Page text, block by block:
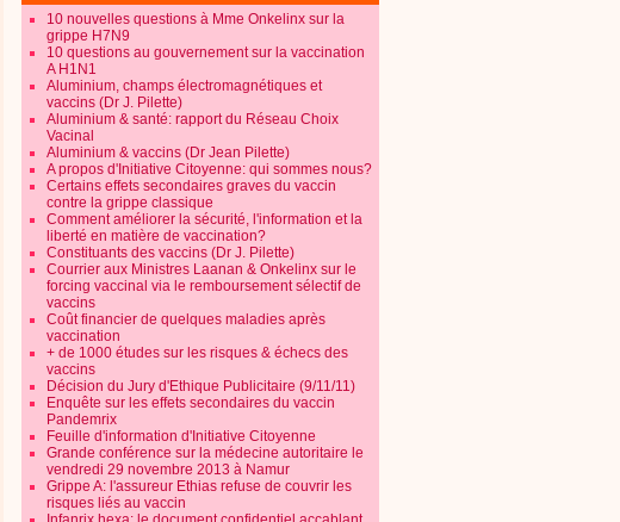
10 nouvelles questions à Mme Onkelinx sur la
grippe H7N9
10 questions au gouvernement sur la vaccination
A H1N1
Aluminium, champs électromagnétiques et
vaccins (Dr J. Pilette)
Aluminium & santé: rapport du Réseau Choix
Vacinal
Aluminium & vaccins (Dr Jean Pilette)
A propos d'Initiative Citoyenne: qui sommes nous?
Certains effets secondaires graves du vaccin
contre la grippe classique
Comment améliorer la sécurité, l'information et la
liberté en matière de vaccination?
Constituants des vaccins (Dr J. Pilette)
Courrier aux Ministres Laanan & Onkelinx sur le
forcing vaccinal via le remboursement sélectif de
vaccins
Coût financier de quelques maladies après
vaccination
+ de 1000 études sur les risques & échecs des
vaccins
Décision du Jury d'Ethique Publicitaire (9/11/11)
Enquête sur les effets secondaires du vaccin
Pandemrix
Feuille d'information d'Initiative Citoyenne
Grande conférence sur la médecine autoritaire le
vendredi 29 novembre 2013 à Namur
Grippe A: l'assureur Ethias refuse de couvrir les
risques liés au vaccin